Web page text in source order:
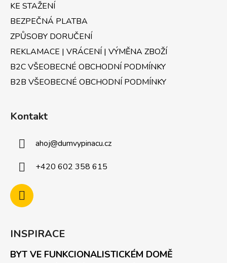
KE STAŽENÍ
BEZPEČNÁ PLATBA
ZPŮSOBY DORUČENÍ
REKLAMACE | VRÁCENÍ | VÝMĚNA ZBOŽÍ
B2C VŠEOBECNÉ OBCHODNÍ PODMÍNKY
B2B VŠEOBECNÉ OBCHODNÍ PODMÍNKY
Kontakt
ahoj@dumvypinacu.cz
+420 602 358 615
INSPIRACE
BYT VE FUNKCIONALISTICKÉM DOMĚ